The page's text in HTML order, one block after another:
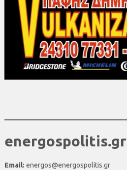
energospolitis.gr
Email: energos@energospolitis.gr